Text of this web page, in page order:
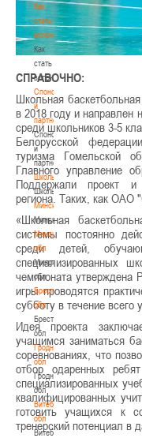
Как
стать
волонтером
Как
стать
волонтером
Спонсоры
и
партнеры
Спонсоры
и
партнеры
Школы
Школы
Минск
Минск
Минская
обл
Минская
обл
Брестская
обл
Брестская
обл
Гродненская
обл
Гродненская
обл
Витебская
обл
Витебская
СПРАВОЧНО:
Школьная
в 2018 году и направлен
среди школьников 3-5
Белорусской
туризма Гомельской
Главного управление
Поддержали проект и
региона. Таких, как ОАО
«Школьная
системы постоянно
среди детей,
специализированных
чемпионата утверждена
игры проводятся
субботу в течение всего
Идея проекта
учащимся заниматься
соревнованиях, что
отбор одаренных
специализированных
квалифицированных
готовить учащихся к
тренерский потенциал в